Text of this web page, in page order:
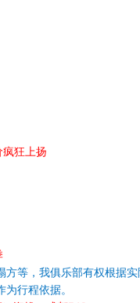
狂上扬
等，我俱乐部有权根据
行程依据。